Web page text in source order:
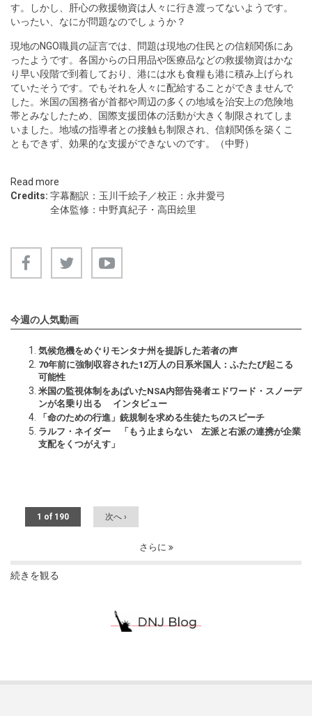
す。しかし、肝心の救援物資は人々に行き渡ってないようです。
いったい、なにが問題なのでしょうか？
現地のNGO職員の証言では、問題は現地の住民との信頼関係にあ
ったようです。各国からの日用品や医療品などの救援物資はかな
り早い段階で到着しており、港には水も食糧も港に積み上げられ
ていたそうです。でもそれを人々に配給することができませんで
した。米国の国務省が首都や周辺の多くの地域を治安上の危険地
帯とみなしたため、国際支援団体の活動が大きく制限されてしま
いました。地域の指導者との接触も制限され、信頼関係を築くこ
ともできず、効果的な支援ができないのです。（中野）
Read more
Credits: 字幕翻訳：玉川千絵子／校正：永井愛弓
全体監修：中野真紀子・高田絵里
今週の人気動画
気候危機をめぐりモンタナ州を提訴した若者の声
70年前に強制収容された12万人の日系米国人：ふたたび起こる
可能性
米国の監視体制をあばいたNSA内部告発者エドワード・スノーデ
ンが名乗り出る インタビュー
「命のための行進」銃規制を求める生徒たちのスピーチ
ラルフ・ネイダー 「もう止まらない 左派と右派の連携が企業
支配をくつがえす」
1 of 190 次へ ›
さらに
続きを観る